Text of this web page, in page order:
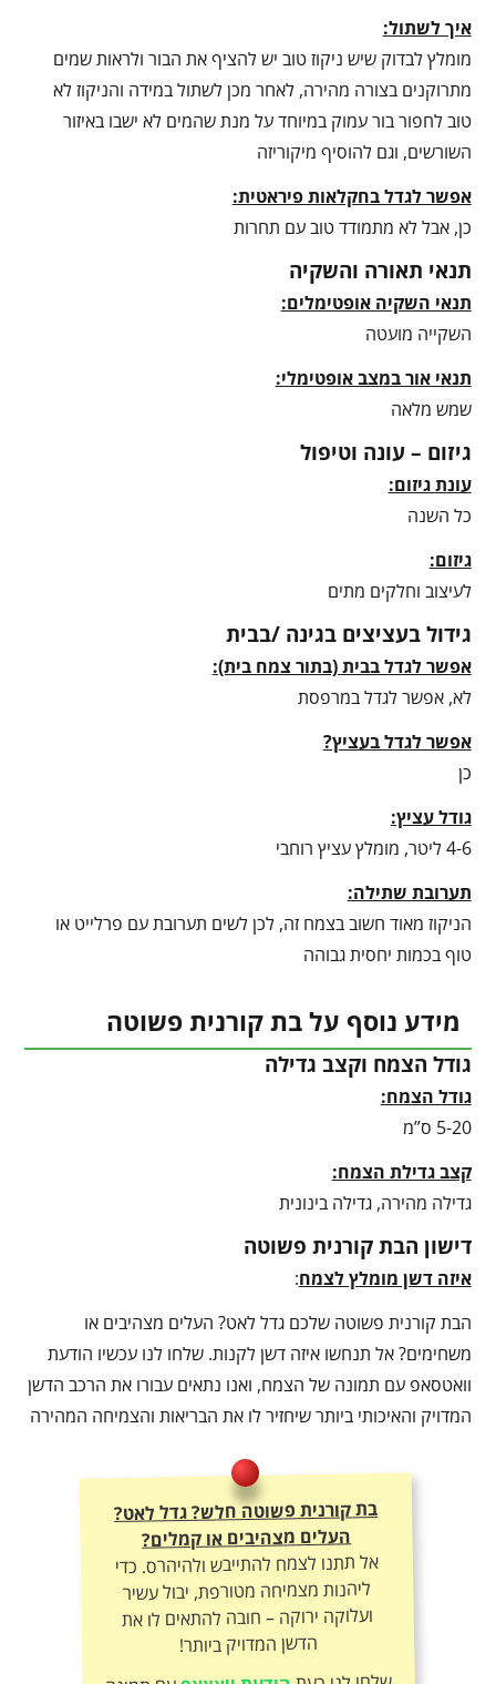
איך לשתול:
מומלץ לבדוק שיש ניקוז טוב יש להציף את הבור ולראות שמים
מתרוקנים בצורה מהירה, לאחר מכן לשתול במידה והניקוז לא
טוב לחפור בור עמוק במיוחד על מנת שהמים לא ישבו באיזור
השורשים, וגם להוסיף מיקוריזה
אפשר לגדל בחקלאות פיראטית:
כן, אבל לא מתמודד טוב עם תחרות
תנאי תאורה והשקיה
תנאי השקיה אופטימלים:
השקייה מועטה
תנאי אור במצב אופטימלי:
שמש מלאה
גיזום – עונה וטיפול
עונת גיזום:
כל השנה
גיזום:
לעיצוב וחלקים מתים
גידול בעציצים בגינה /בבית
אפשר לגדל בבית (בתור צמח בית):
לא, אפשר לגדל במרפסת
אפשר לגדל בעציץ?
כן
גודל עציץ:
4-6 ליטר, מומלץ עציץ רוחבי
תערובת שתילה:
הניקוז מאוד חשוב בצמח זה, לכן לשים תערובת עם פרלייט או
טוף בכמות יחסית גבוהה
מידע נוסף על בת קורנית פשוטה
גודל הצמח וקצב גדילה
גודל הצמח:
5-20 ס”מ
קצב גדילת הצמח:
גדילה מהירה, גדילה בינונית
דישון הבת קורנית פשוטה
איזה דשן מומלץ לצמח:
הבת קורנית פשוטה שלכם גדל לאט? העלים מצהיבים או
משחימים? אל תנחשו איזה דשן לקנות. שלחו לנו עכשיו הודעת
וואטסאפ עם תמונה של הצמח, ואנו נתאים עבורו את הרכב הדשן
המדויק והאיכותי ביותר שיחזיר לו את הבריאות והצמיחה המהירה
בת קורנית פשוטה חלש? גדל לאט?
העלים מצהיבים או קמלים?
אל תתנו לצמח להתייבש ולהיהרס. כדי
ליהנות מצמיחה מטורפת, יבול עשיר
ועלוקה ירוקה – חובה להתאים לו את
הדשן המדויק ביותר!